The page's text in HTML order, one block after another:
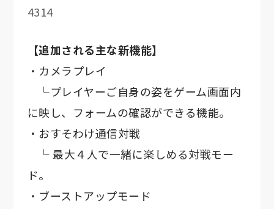
4314
【追加される主な新機能】
・カメラプレイ
└プレイヤーご自身の姿をゲーム画面内
に映し、フォームの確認ができる機能。
・おすそわけ通信対戦
└ 最大４人で一緒に楽しめる対戦モー
ド。
・ブーストアップモード